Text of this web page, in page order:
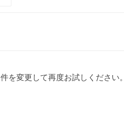
を変更して再度お試しください。